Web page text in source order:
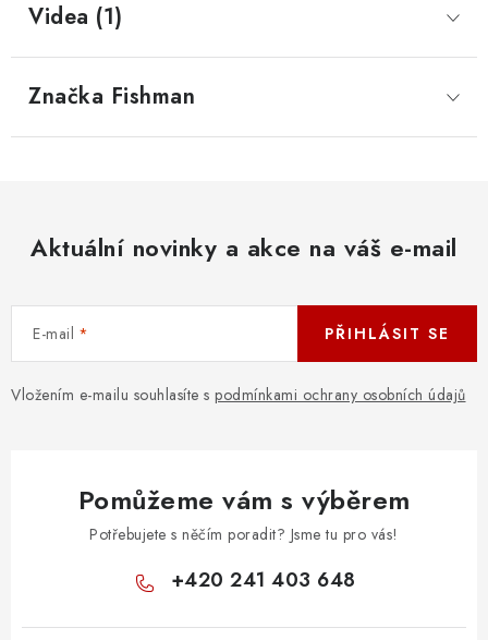
Videa (1)
Značka Fishman
Aktuální novinky a akce na váš e-mail
E-mail
Vložením e-mailu souhlasíte s podmínkami ochrany osobních údajů
PŘIHLÁSIT SE
Pomůžeme vám s výběrem
Potřebujete s něčím poradit? Jsme tu pro vás!
+420 241 403 648